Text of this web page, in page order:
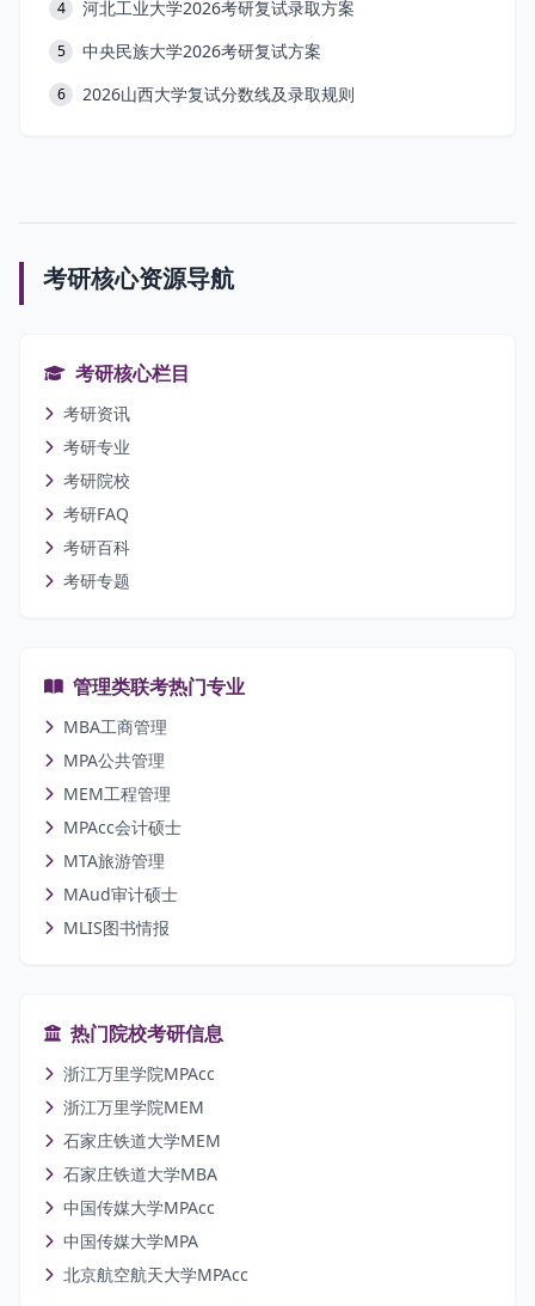
4 河北工业大学2026考研复试录取方案
5 中央民族大学2026考研复试方案
6 2026山西大学复试分数线及录取规则
考研核心资源导航
考研核心栏目
考研资讯
考研专业
考研院校
考研FAQ
考研百科
考研专题
管理类联考热门专业
MBA工商管理
MPA公共管理
MEM工程管理
MPAcc会计硕士
MTA旅游管理
MAud审计硕士
MLIS图书情报
热门院校考研信息
浙江万里学院MPAcc
浙江万里学院MEM
石家庄铁道大学MEM
石家庄铁道大学MBA
中国传媒大学MPAcc
中国传媒大学MPA
北京航空航天大学MPAcc